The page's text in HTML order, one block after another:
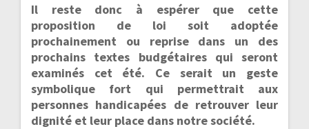
Il reste donc à espérer que cette
proposition de loi soit adoptée
prochainement ou reprise dans un des
prochains textes budgétaires qui seront
examinés cet été. Ce serait un geste
symbolique fort qui permettrait aux
personnes handicapées de retrouver leur
dignité et leur place dans notre société.